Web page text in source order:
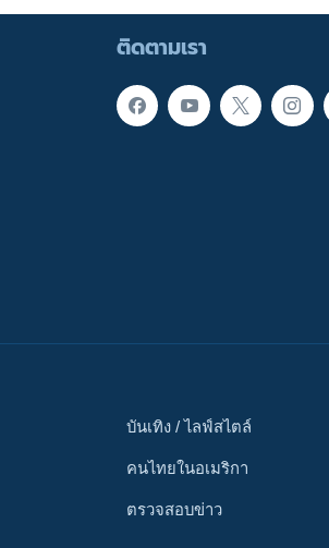
ติดตามเรา
บันเทิง / ไลฟ์สไตล์
คนไทยในอเมริกา
ตรวจสอบข่าว